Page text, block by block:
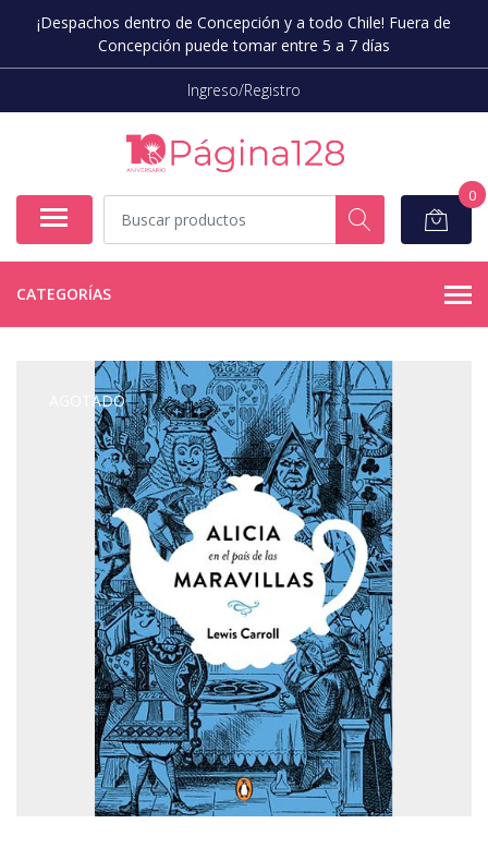
¡Despachos dentro de Concepción y a todo Chile! Fuera de
Concepción puede tomar entre 5 a 7 días
Ingreso/Registro
0
CATEGORÍAS
AGOTADO